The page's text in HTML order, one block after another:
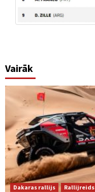
Vairāk
Dakaras rallijs Rallijreids